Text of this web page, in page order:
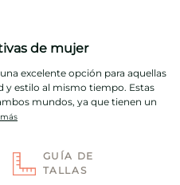
de mujer
excelente opción para aquellas
y estilo al mismo tiempo. Estas
mundos, ya que tienen un
pero están hechas con
faldas deportivas, desde las más
propuestas cortas y un poco
GUÍA DE
TALLAS